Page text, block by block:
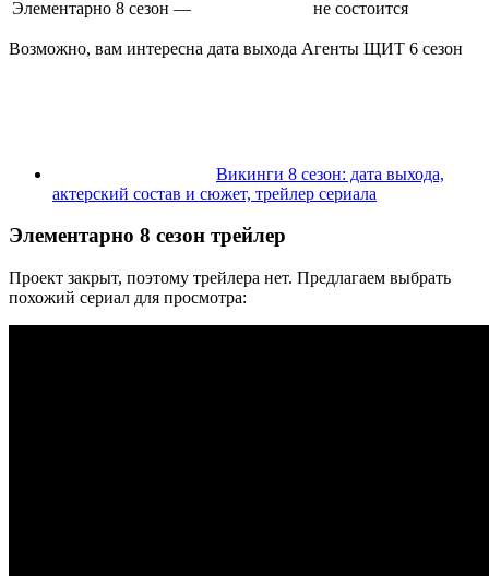
Элементарно 8 сезон — не состоится
Возможно, вам интересна дата выхода Агенты ЩИТ 6 сезон
Викинги 8 сезон: дата выхода,
актерский состав и сюжет, трейлер сериала
Элементарно 8 сезон трейлер
Проект закрыт, поэтому трейлера нет. Предлагаем выбрать
похожий сериал для просмотра: